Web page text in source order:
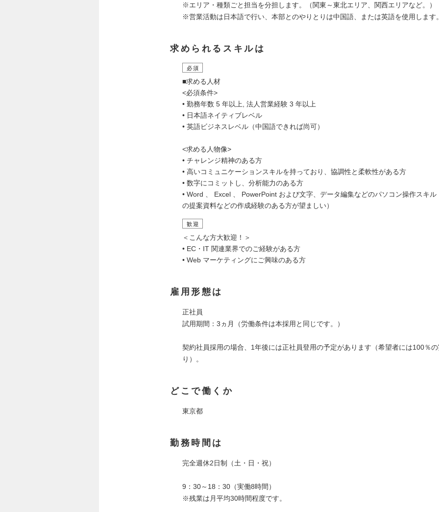
※エリア・種類ごと担当を分担します。（関東～東北エリア、関西エリアなど。）
※営業活動は日本語で行い、本部とのやりとりは中国語、または英語を使用します
求められるスキルは
必須
■求める⼈材
<必須条件>
• 勤務年数 5 年以上, 法人営業経験 3 年以上
• 日本語ネイティブレベル
• 英語ビジネスレベル（中国語できれば尚可）
<求める人物像>
• チャレンジ精神のある方
• 高いコミュニケーションスキルを持っており、協調性と柔軟性がある方
• 数字にコミットし、分析能力のある方
• Word 、 Excel 、 PowerPoint および⽂字、データ編集などのパソコン操作スキル
の提案資料などの作成経験のある方が望ましい）
歓迎
＜こんな方大歓迎！＞
• EC・IT 関連業界でのご経験がある方
• Web マーケティングにご興味のある方
雇用形態は
正社員
試用期間：3ヵ月（労働条件は本採用と同じです。）
契約社員採用の場合、1年後には正社員登用の予定があります（希望者には100％
り）。
どこで働くか
東京都
勤務時間は
完全週休2日制（土・日・祝）
9：30～18：30（実働8時間）
※残業は月平均30時間程度です。